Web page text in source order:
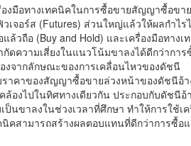
องมือทางเทคนิคในการซื้อขายสัญญาซื้อขา
เจอร์ส (Futures) ส่วนใหญ่แล้วให้ผลกำไร
แล้วถือ (Buy and Hold) และเครื่องมือทางเ
กัดความเสี่ยงในแนวโน้มขาลงได้ดีกว่าการ
งจากลักษณะของการเคลื่อนไหวของดัชนี
ราคาของสัญญาซื้อขายล่วงหน้าของดัชนีอ้า
ล้องไปในทิศทางเดียวกัน ประกอบกับดัชนีอ้
ป็นขาลงในช่วงเวลาที่ศึกษา ทำให้การใช้เค
นิคสามารถสร้างผลตอบแทนที่ดีกว่าการซื้อ